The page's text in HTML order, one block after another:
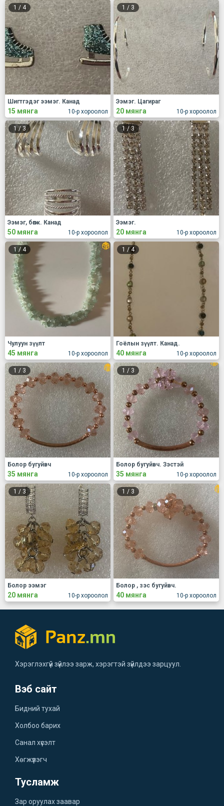
1 / 4
10-р хороолол
Шигтгэдэг ээмэг. Канад
15 мянга
1 / 3
10-р хороолол
Ээмэг. Цагираг
20 мянга
1/3
10-р хороолол
Ээмэг, бөгж. Канад
50 мянга
1/3
10-р хороолол
Ээмэг.
20 мянга
1/ 4
10-р хороолол
Чулуун зүүлт
45 мянга
1 /4
10-р хороолол
Гоёлын зүүлт. Канад.
40 мянга
1 / 3
10-р хороолол
Болор бугуйвч
35 мянга
1 / 3
10-р хороолол
Болор бугуйвч. Зэстэй
35 мянга
1 / 3
10-р хороолол
Болор ээмэг
20 мянга
1 / 3
10-р хороолол
Болор , зэс бугуйвч.
40 мянга
Хэрэглэхгүй зүйлээ зарж, хэрэгтэй зүйлдээ зарцуул.
Вэб сайт
Бидний тухай
Холбоо барих
Санал хүсэлт
Хөгжүүлэгч
Тусламж
Зар оруулах заавар